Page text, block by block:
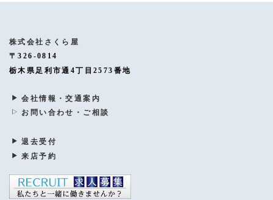
株式会社さくら屋
〒326-0814
栃木県足利市通4丁目2573番地
会社情報・交通案内
お問い合わせ・ご相談
退去受付
来店予約